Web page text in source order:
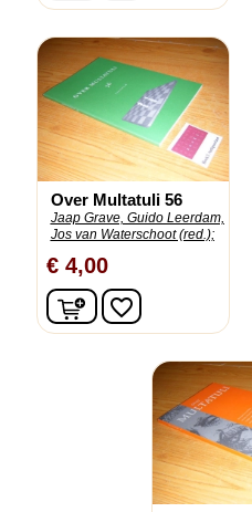
Over Multatuli 56
Jaap Grave, Guido Leerdam,
Jos van Waterschoot (red.);
€ 4,00
In winkelwagen
favorite_border